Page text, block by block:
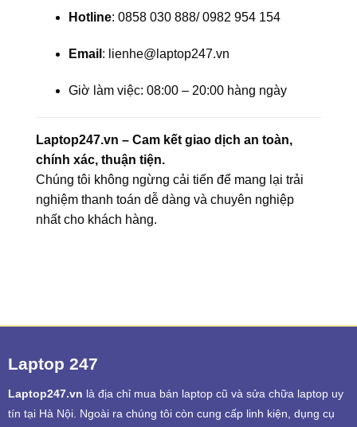
Hotline: 0858 030 888/ 0982 954 154
Email : lienhe@laptop247.vn
Giờ làm việc: 08:00 – 20:00 hàng ngày
Laptop247.vn – Cam kết giao dịch an toàn,
chính xác, thuận tiện.
Chúng tôi không ngừng cải tiến để mang lại trải
nghiệm thanh toán dễ dàng và chuyên nghiệp
nhất cho khách hàng.
Laptop 247
Laptop247.vn là địa chỉ mua bán laptop cũ và sửa chữa laptop uy
tín tại Hà Nội. Ngoài ra chúng tôi còn cung cấp linh kiện, dụng cụ